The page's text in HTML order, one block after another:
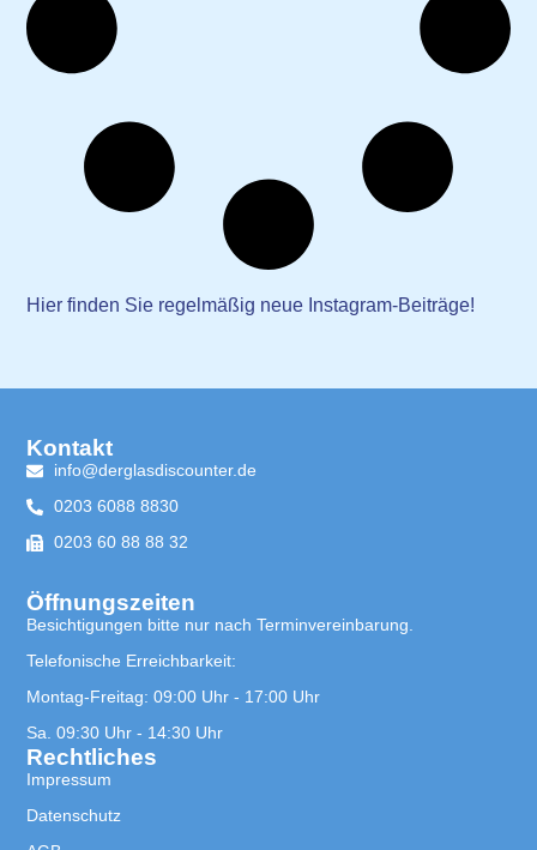
Hier finden Sie regelmäßig neue Instagram-Beiträge!
Kontakt
info@derglasdiscounter.de
0203 6088 8830
0203 60 88 88 32
Öffnungszeiten
Besichtigungen bitte nur nach Terminvereinbarung.
Telefonische Erreichbarkeit:
Montag-Freitag: 09:00 Uhr - 17:00 Uhr
Sa. 09:30 Uhr - 14:30 Uhr
Rechtliches
Impressum
Datenschutz